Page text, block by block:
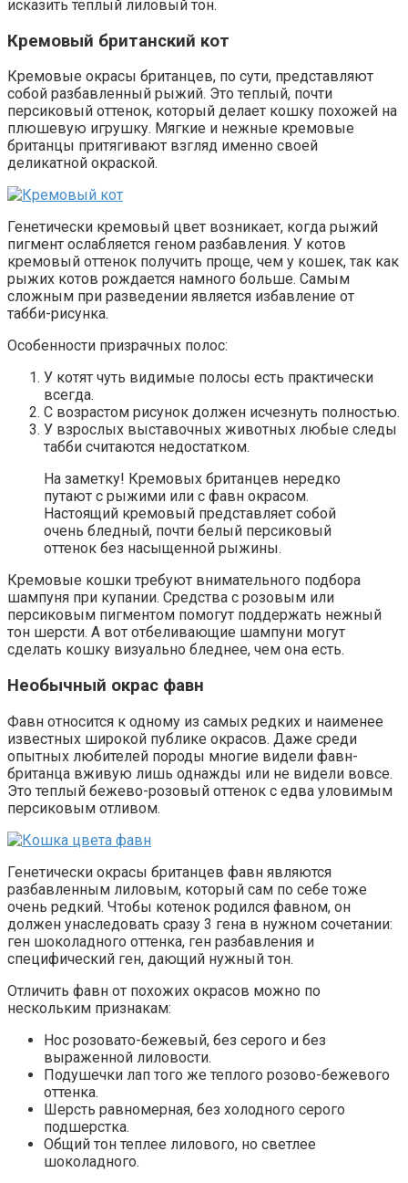
исказить теплый лиловый тон.
Кремовый британский кот
Кремовые окрасы британцев, по сути, представляют
собой разбавленный рыжий. Это теплый, почти
персиковый оттенок, который делает кошку похожей на
плюшевую игрушку. Мягкие и нежные кремовые
британцы притягивают взгляд именно своей
деликатной окраской.
Генетически кремовый цвет возникает, когда рыжий
пигмент ослабляется геном разбавления. У котов
кремовый оттенок получить проще, чем у кошек, так как
рыжих котов рождается намного больше. Самым
сложным при разведении является избавление от
табби-рисунка.
Особенности призрачных полос:
У котят чуть видимые полосы есть практически
всегда.
С возрастом рисунок должен исчезнуть полностью.
У взрослых выставочных животных любые следы
табби считаются недостатком.
На заметку! Кремовых британцев нередко
путают с рыжими или с фавн окрасом.
Настоящий кремовый представляет собой
очень бледный, почти белый персиковый
оттенок без насыщенной рыжины.
Кремовые кошки требуют внимательного подбора
шампуня при купании. Средства с розовым или
персиковым пигментом помогут поддержать нежный
тон шерсти. А вот отбеливающие шампуни могут
сделать кошку визуально бледнее, чем она есть.
Необычный окрас фавн
Фавн относится к одному из самых редких и наименее
известных широкой публике окрасов. Даже среди
опытных любителей породы многие видели фавн-
британца вживую лишь однажды или не видели вовсе.
Это теплый бежево-розовый оттенок с едва уловимым
персиковым отливом.
Генетически окрасы британцев фавн являются
разбавленным лиловым, который сам по себе тоже
очень редкий. Чтобы котенок родился фавном, он
должен унаследовать сразу 3 гена в нужном сочетании:
ген шоколадного оттенка, ген разбавления и
специфический ген, дающий нужный тон.
Отличить фавн от похожих окрасов можно по
нескольким признакам:
Нос розовато-бежевый, без серого и без
выраженной лиловости.
Подушечки лап того же теплого розово-бежевого
оттенка.
Шерсть равномерная, без холодного серого
подшерстка.
Общий тон теплее лилового, но светлее
шоколадного.